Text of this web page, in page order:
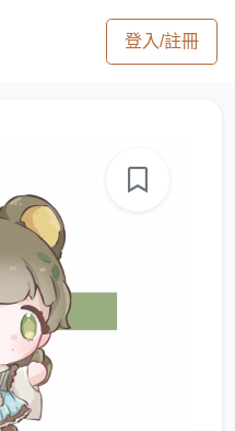
登入/註冊